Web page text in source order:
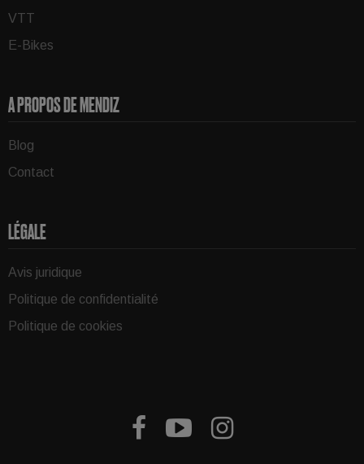
VTT
E-Bikes
A PROPOS DE MENDIZ
Blog
Contact
LÉGALE
Avis juridique
Politique de confidentialité
Politique de cookies
  